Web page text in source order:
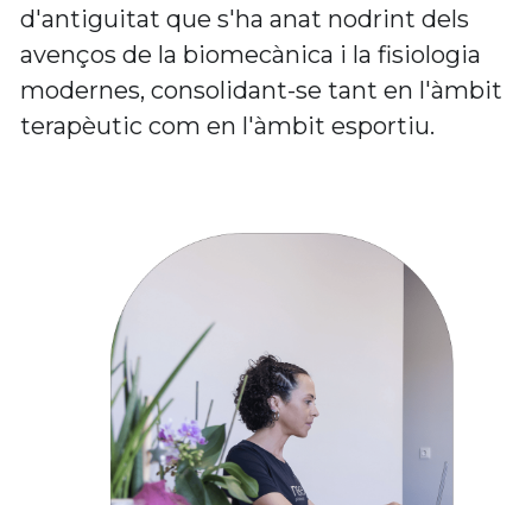
d'antiguitat que s'ha anat nodrint dels
avenços de la biomecànica i la fisiologia
modernes, consolidant-se tant en l'àmbit
terapèutic com en l'àmbit esportiu.